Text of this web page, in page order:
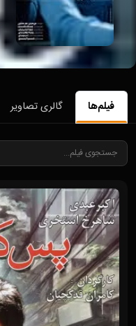
فیلم‌ها گالری تصاویر